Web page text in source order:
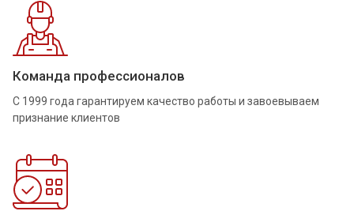
Команда профессионалов
С 1999 года гарантируем качество работы и завоевываем
признание клиентов